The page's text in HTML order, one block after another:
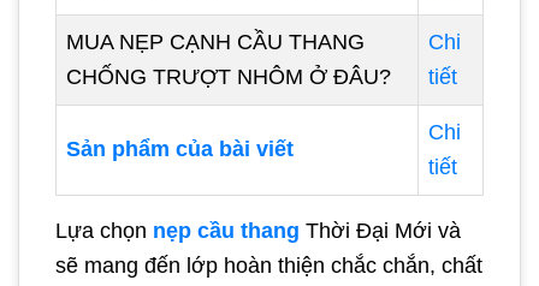
MUA NẸP CẠNH CẦU THANG
CHỐNG TRƯỢT NHÔM Ở ĐÂU?
Chi
tiết
Sản phẩm của bài viết
Chi
tiết
Lựa chọn nẹp cầu thang Thời Đại Mới và
sẽ mang đến lớp hoàn thiện chắc chắn, chất